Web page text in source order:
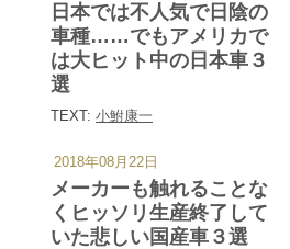
日本では不人気で日陰の
車種……でもアメリカで
は大ヒット中の日本車３
選
TEXT: 小鮒康一
メーカーも触れることな
くヒッソリ生産終了して
いた悲しい国産車３選
2018年08月22日